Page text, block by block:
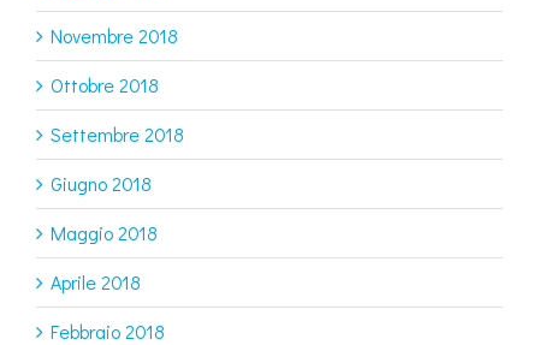
Novembre 2018
Ottobre 2018
Settembre 2018
Giugno 2018
Maggio 2018
Aprile 2018
Febbraio 2018